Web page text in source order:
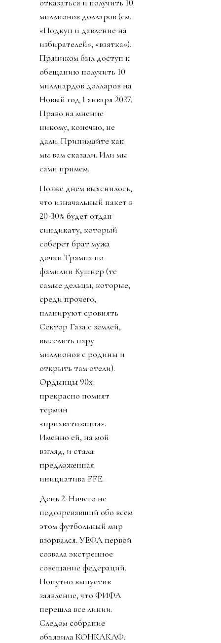
отказаться и получить 10
миллионов долларов (см.
«Подкуп и давление на
избирателей», «взятка»).
Пряником был доступ к
обещанию получить 10
миллиардов долларов на
Новый год 1 января 2027.
Право на мнение
никому, конечно, не
дали. Принимайте как
мы вам сказали. Или мы
сами примем.
Позже днем выяснилось,
что изначальный пакет в
20-30% будет отдан
синдикату, который
соберет брат мужа
дочки Трампа по
фамилии Кушнер (те
самые дельцы, которые,
среди прочего,
планируют сровнять
Сектор Газа с землей,
выселить пару
миллионов с родины и
открыть там отели).
Ордынцы 90х
прекрасно помнят
термин
«прихватизация».
Именно ей, на мой
взгляд, и стала
предложенная
инициатива FFE.
День 2. Ничего не
подозревавший обо всем
этом футбольный мир
взорвался. УЕФА первой
созвала экстренное
совещание федераций.
Попутно выпустив
заявление, что ФИФА
перешла все линии.
Следом собрание
объявила КОНКАКАФ.